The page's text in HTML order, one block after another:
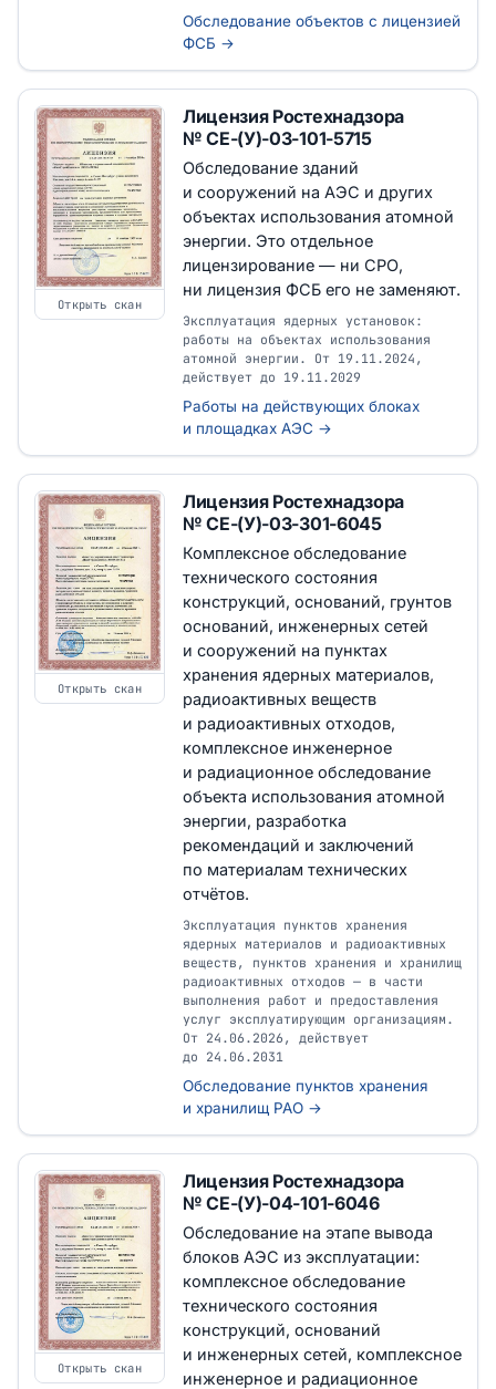
Обследование объектов с лицензией
ФСБ →
Открыть скан
Лицензия Ростехнадзора
№ СЕ-(У)-03-101-5715
Обследование зданий
и сооружений на АЭС и других
объектах использования атомной
энергии. Это отдельное
лицензирование — ни СРО,
ни лицензия ФСБ его не заменяют.
Эксплуатация ядерных установок:
работы на объектах использования
атомной энергии. От 19.11.2024,
действует до 19.11.2029
Работы на действующих блоках
и площадках АЭС →
Открыть скан
Лицензия Ростехнадзора
№ СЕ-(У)-03-301-6045
Комплексное обследование
технического состояния
конструкций, оснований, грунтов
оснований, инженерных сетей
и сооружений на пунктах
хранения ядерных материалов,
радиоактивных веществ
и радиоактивных отходов,
комплексное инженерное
и радиационное обследование
объекта использования атомной
энергии, разработка
рекомендаций и заключений
по материалам технических
отчётов.
Эксплуатация пунктов хранения
ядерных материалов и радиоактивных
веществ, пунктов хранения и хранилищ
радиоактивных отходов — в части
выполнения работ и предоставления
услуг эксплуатирующим организациям.
От 24.06.2026, действует
до 24.06.2031
Обследование пунктов хранения
и хранилищ РАО →
Открыть скан
Лицензия Ростехнадзора
№ СЕ-(У)-04-101-6046
Обследование на этапе вывода
блоков АЭС из эксплуатации:
комплексное обследование
технического состояния
конструкций, оснований
и инженерных сетей, комплексное
инженерное и радиационное